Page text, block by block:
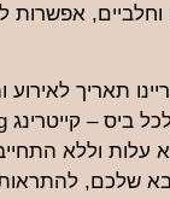
אפשרות
תאריך
עלות וללא
שלכם,